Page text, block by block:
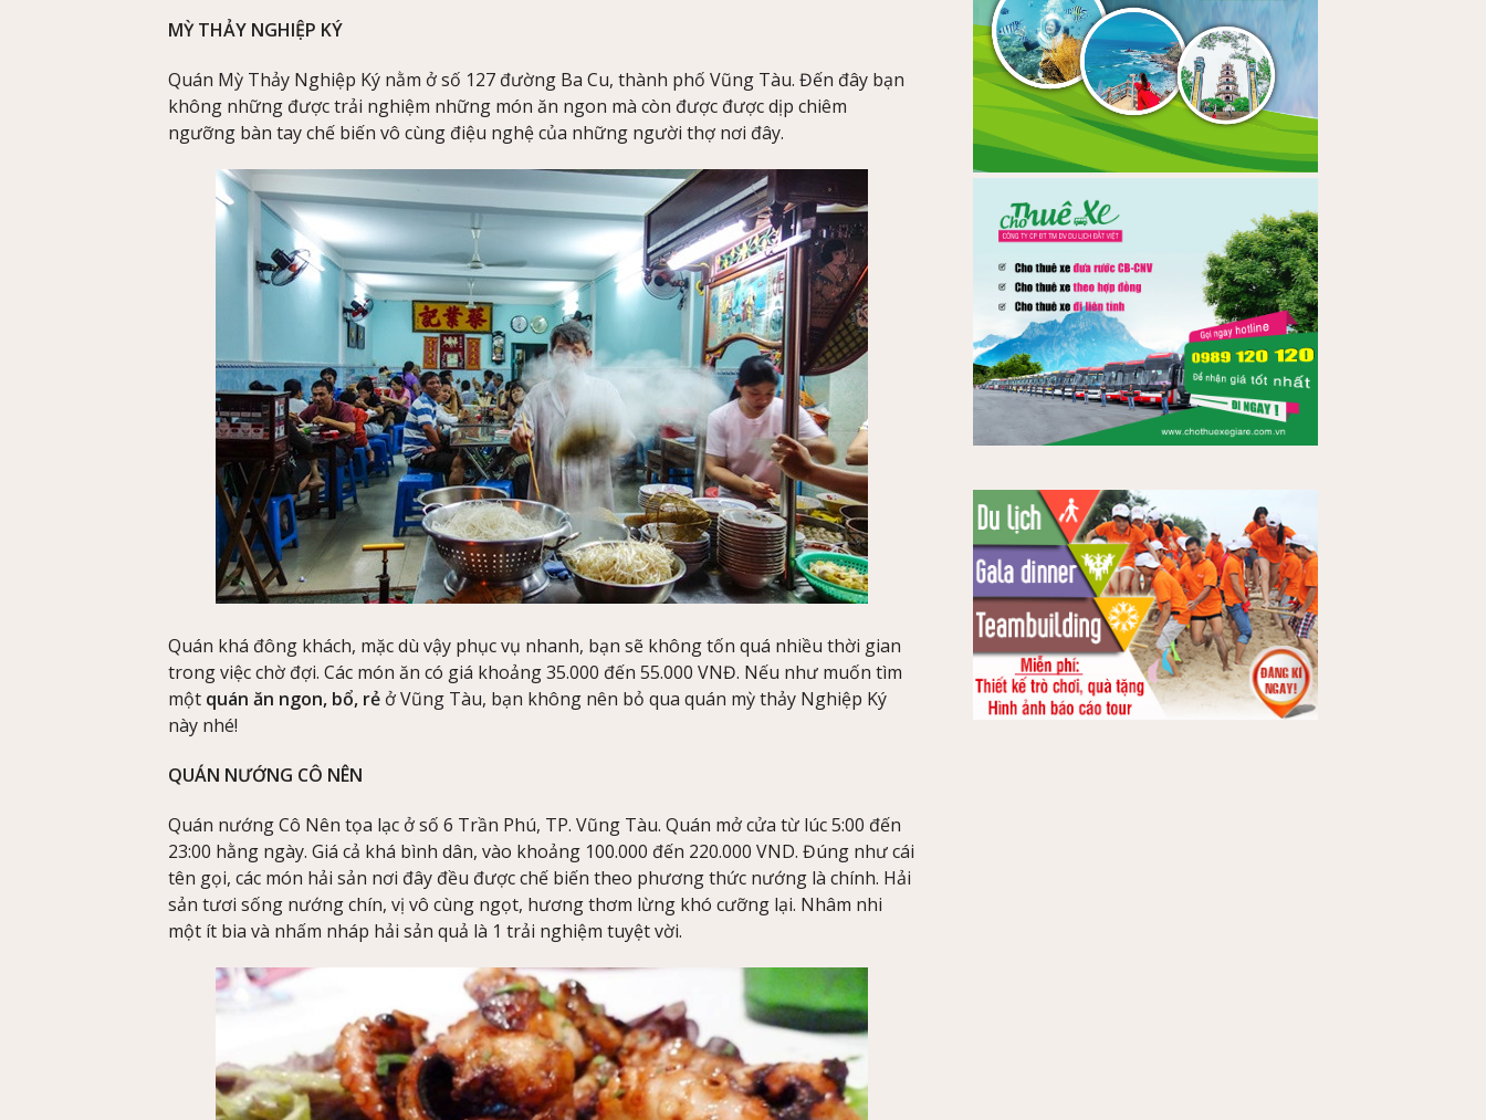
MỲ THẢY NGHIỆP KÝ
Quán Mỳ Thảy Nghiệp Ký nằm ở số 127 đường Ba Cu, thành phố Vũng Tàu. Đến đây bạn
không những được trải nghiệm những món ăn ngon mà còn được được dịp chiêm
ngưỡng bàn tay chế biến vô cùng điệu nghệ của những người thợ nơi đây.
Quán khá đông khách, mặc dù vậy phục vụ nhanh, bạn sẽ không tốn quá nhiều thời gian
trong việc chờ đợi. Các món ăn có giá khoảng 35.000 đến 55.000 VNĐ. Nếu như muốn tìm
một quán ăn ngon, bổ, rẻ ở Vũng Tàu, bạn không nên bỏ qua quán mỳ thảy Nghiệp Ký
này nhé!
QUÁN NƯỚNG CÔ NÊN
Quán nướng Cô Nên tọa lạc ở số 6 Trần Phú, TP. Vũng Tàu. Quán mở cửa từ lúc 5:00 đến
23:00 hằng ngày. Giá cả khá bình dân, vào khoảng 100.000 đến 220.000 VND. Đúng như cái
tên gọi, các món hải sản nơi đây đều được chế biến theo phương thức nướng là chính. Hải
sản tươi sống nướng chín, vị vô cùng ngọt, hương thơm lừng khó cưỡng lại. Nhâm nhi
một ít bia và nhấm nháp hải sản quả là 1 trải nghiệm tuyệt vời.